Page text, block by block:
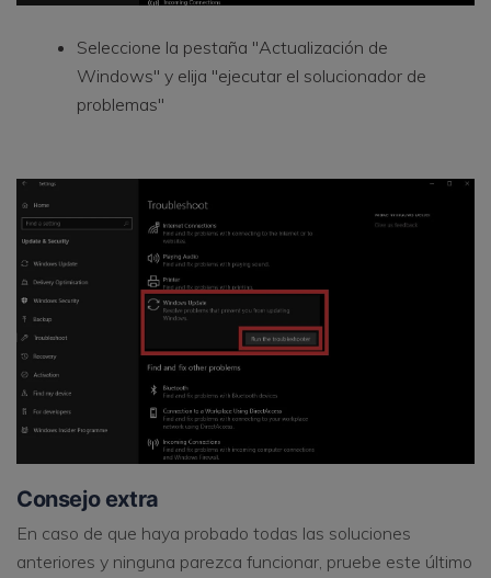
Seleccione la pestaña "Actualización de
Windows" y elija "ejecutar el solucionador de
problemas"
Consejo extra
En caso de que haya probado todas las soluciones
anteriores y ninguna parezca funcionar, pruebe este último